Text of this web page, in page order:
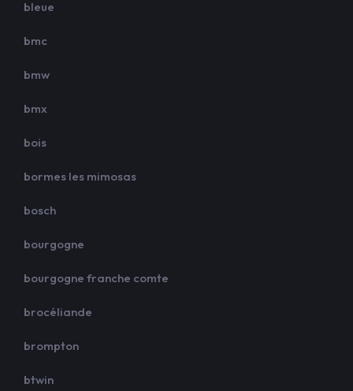
bleue
bmc
bmw
bmx
bois
bormes les mimosas
bosch
bourgogne
bourgogne franche comte
brocéliande
brompton
btwin